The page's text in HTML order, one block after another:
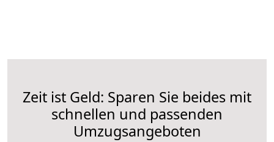
Zeit ist Geld: Sparen Sie beides mit
schnellen und passenden
Umzugsangeboten